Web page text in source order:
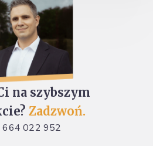
na szybszym
Zadzwoń.
664 022 952